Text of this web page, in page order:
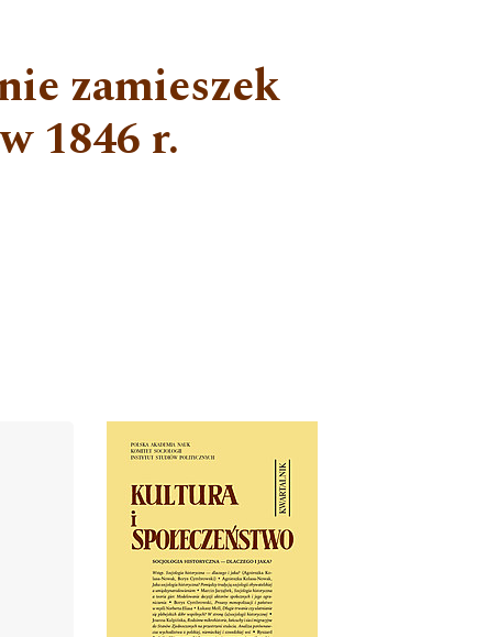
zamieszek
1846 r.
Cover image